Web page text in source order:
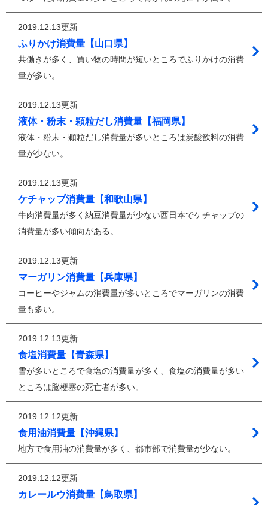
2019.12.13更新
ふりかけ消費量【山口県】
共働きが多く、買い物の時間が短いところでふりかけの消費
量が多い。
2019.12.13更新
液体・粉末・顆粒だし消費量【福岡県】
液体・粉末・顆粒だし消費量が多いところは炭酸飲料の消費
量が少ない。
2019.12.13更新
ケチャップ消費量【和歌山県】
牛肉消費量が多く納豆消費量が少ない西日本でケチャップの
消費量が多い傾向がある。
2019.12.13更新
マーガリン消費量【兵庫県】
コーヒーやジャムの消費量が多いところでマーガリンの消費
量も多い。
2019.12.13更新
食塩消費量【青森県】
雪が多いところで食塩の消費量が多く、食塩の消費量が多い
ところは脳梗塞の死亡者が多い。
2019.12.12更新
食用油消費量【沖縄県】
地方で食用油の消費量が多く、都市部で消費量が少ない。
2019.12.12更新
カレールウ消費量【鳥取県】